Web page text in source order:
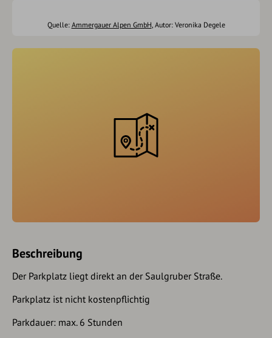
Quelle: Ammergauer Alpen GmbH, Autor: Veronika Degele
Beschreibung
Der Parkplatz liegt direkt an der Saulgruber Straße.
Parkplatz ist nicht kostenpflichtig
Parkdauer: max. 6 Stunden